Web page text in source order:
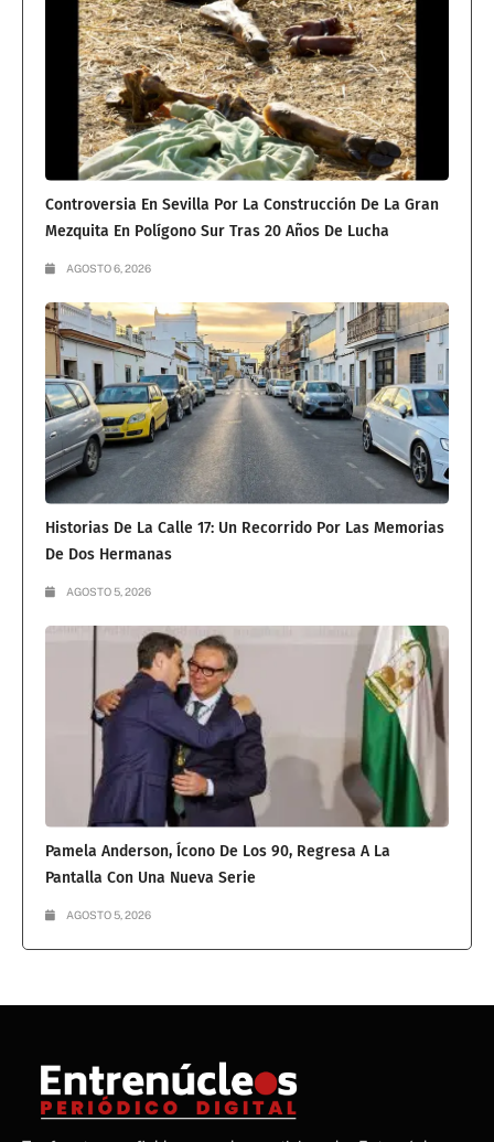
Controversia En Sevilla Por La Construcción De La Gran
Mezquita En Polígono Sur Tras 20 Años De Lucha
AGOSTO 6, 2026
Historias De La Calle 17: Un Recorrido Por Las Memorias
De Dos Hermanas
AGOSTO 5, 2026
Pamela Anderson, Ícono De Los 90, Regresa A La
Pantalla Con Una Nueva Serie
AGOSTO 5, 2026